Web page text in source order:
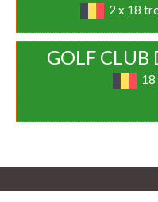
2 x 18
GOLF CLUB
18